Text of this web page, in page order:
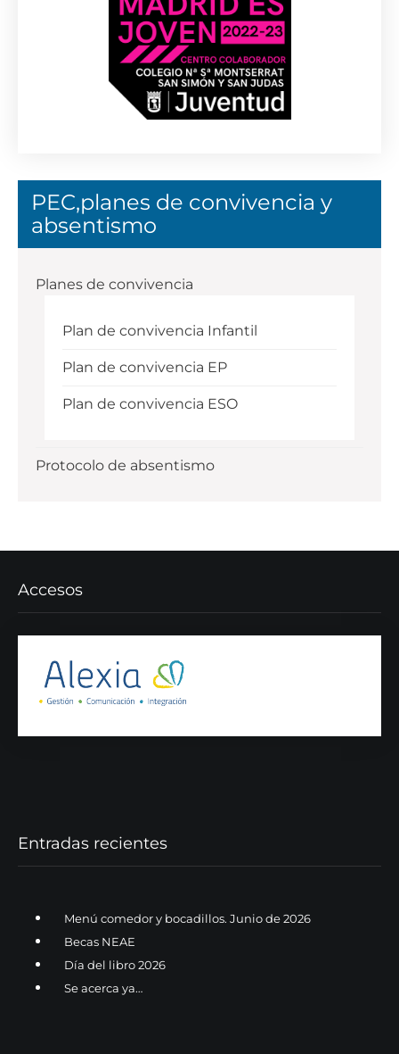
PEC,planes de convivencia y
absentismo
Planes de convivencia
Plan de convivencia Infantil
Plan de convivencia EP
Plan de convivencia ESO
Protocolo de absentismo
Accesos
Entradas recientes
Menú comedor y bocadillos. Junio de 2026
Becas NEAE
Día del libro 2026
Se acerca ya…